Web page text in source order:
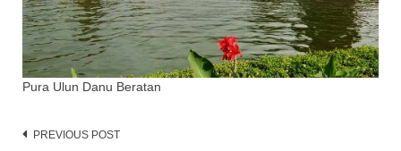
Pura Ulun Danu Beratan
Post
PREVIOUS POST